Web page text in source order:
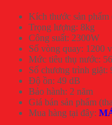
Kích thước sản
Trọng lượng: 8kg
Công suất: 2300W
Số vòng quay: 1200
Mức tiêu thụ nước:
Số chương trình giặt:
Độ ồn: 49 dB
Bảo hành: 2 năm
Giá bán sản phẩm
Mua hàng tại đây: